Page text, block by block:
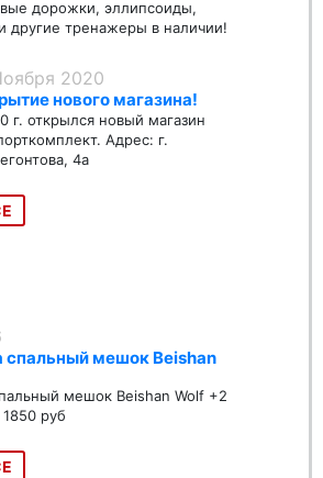
дорожки, эллипсоиды,
другие тренажеры в наличии!
2020
нового магазина!
г. открылся новый магазин
Адрес: г.
4а
спальный мешок Beishan
мешок Beishan Wolf +2
руб